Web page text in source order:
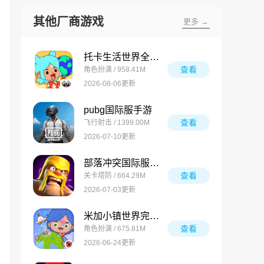
其他厂商游戏 更多 →
托卡生活世界全解锁版
角色扮演 / 958.41M
2026-08-06更新
查看
pubg国际服手游
飞行射击 / 1399.00M
2026-07-10更新
查看
部落冲突国际服最新版
关卡塔防 / 664.29M
2026-07-03更新
查看
米加小镇世界完整版
角色扮演 / 675.81M
2026-06-24更新
查看